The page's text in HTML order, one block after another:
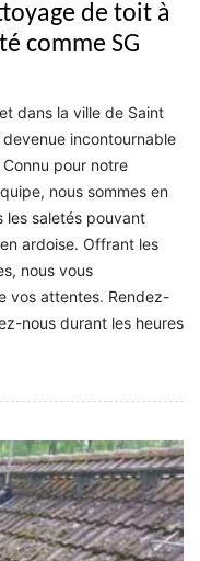
de toit à
comme SG
dans la ville de Saint
incontournable
pour notre
nous sommes en
les saletés pouvant
ardoise. Offrant les
nous vous
vos attentes. Rendez-
nous durant les heures